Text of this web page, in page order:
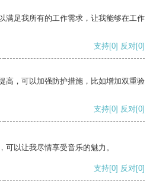
满足我所有的工作需求，让我能够在工作
支持[0] 反对[0]
高，可以加强防护措施，比如增加双重验
支持[0] 反对[0]
可以让我尽情享受音乐的魅力。
支持[0] 反对[0]